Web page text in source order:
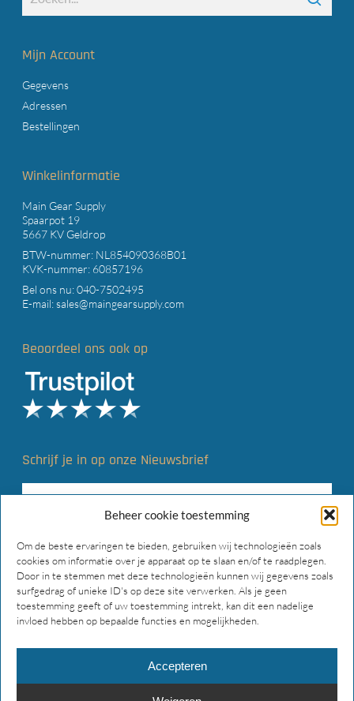
Beheer cookie toestemming
Om de beste ervaringen te bieden, gebruiken wij technologieën zoals
cookies om informatie over je apparaat op te slaan en/of te raadplegen.
Door in te stemmen met deze technologieën kunnen wij gegevens zoals
surfgedrag of unieke ID's op deze site verwerken. Als je geen
toestemming geeft of uw toestemming intrekt, kan dit een nadelige
invloed hebben op bepaalde functies en mogelijkheden.
Accepteren
Mijn Account
Gegevens
Adressen
Bestellingen
Winkelinformatie
Main Gear Supply
Spaarpot 19
5667 KV Geldrop
BTW-nummer: NL854090368B01
KVK-nummer: 60857196
Bel ons nu:040-7502495
E-mail:sales@maingearsupply.com
Beoordeel ons ook op
Schrijf je in op onze Nieuwsbrief